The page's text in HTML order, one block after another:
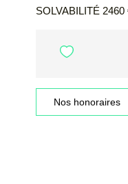
SOLVABILITÉ
Nos honoraires